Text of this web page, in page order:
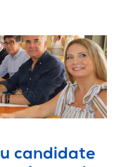
candidate